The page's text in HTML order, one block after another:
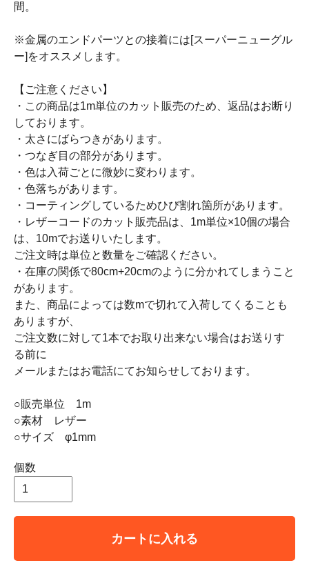
間。
※金属のエンドパーツとの接着には[スーパーニューグル
ー]をオススメします。
【ご注意ください】
・この商品は1m単位のカット販売のため、返品はお断り
しております。
・太さにばらつきがあります。
・つなぎ目の部分があります。
・色は入荷ごとに微妙に変わります。
・色落ちがあります。
・コーティングしているためひび割れ箇所があります。
・レザーコードのカット販売品は、1m単位×10個の場合
は、10mでお送りいたします。
ご注文時は単位と数量をご確認ください。
・在庫の関係で80cm+20cmのように分かれてしまうこと
があります。
また、商品によっては数mで切れて入荷してくることも
ありますが、
ご注文数に対して1本でお取り出来ない場合はお送りす
る前に
メールまたはお電話にてお知らせしております。
○販売単位 1m
○素材 レザー
○サイズ φ1mm
個数
カートに入れる